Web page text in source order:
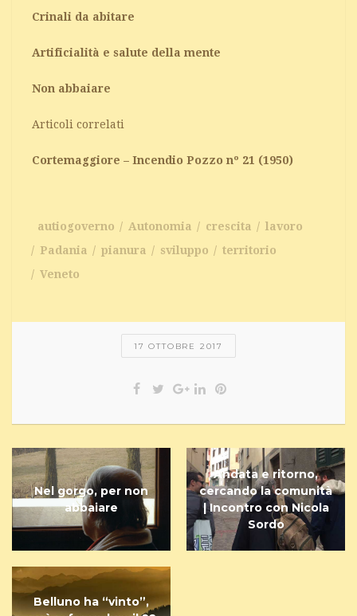
Crinali da abitare
Artificialità e salute della mente
Non abbaiare
Articoli correlati
Cortemaggiore – Incendio Pozzo nº 21 (1950)
autiogoverno Autonomia crescita
lavoro
Padania
pianura sviluppo
territorio
Veneto
17 OTTOBRE 2017
Nel gorgo, per non
abbaiare
Andata e ritorno,
cercando la comunità
| Incontro con Nicola
Sordo
Belluno ha “vinto”,